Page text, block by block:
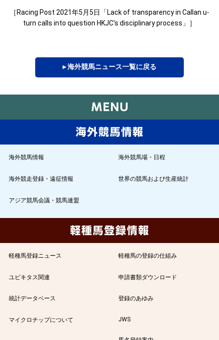
［Racing Post 2021年5月5日「Lack of transparency in Callan u-
turn calls into question HKJC's disciplinary process」］
▸ 海外競馬ニュース一覧に戻る
海外競馬情報 海外競馬場・日程
海外競走登録・遠征情報 世界の競馬および生産統計
アジア競馬会議・競馬連盟
軽種馬登録ニュース 軽種馬の登録の仕組み
ユビキタス関連 申請書類ダウンロード
統計データベース 登録のあゆみ
マイクロチップについて JWS